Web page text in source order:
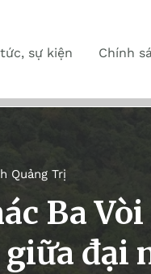
sự kiện Chính
Quảng Trị
Ba
giữa đại